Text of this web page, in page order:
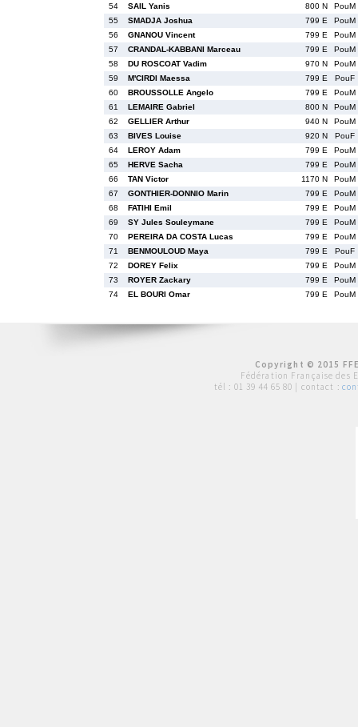
54
SAIL Yanis 800 N
PouM
55
SMADJA Joshua 799 E
PouM
56
GNANOU Vincent 799 E
PouM
57
CRANDAL-KABBANI Marceau 799 E
PouM
58
DU ROSCOAT Vadim 970 N
PouM
59
M'CIRDI Maessa 799 E
PouF
60
BROUSSOLLE Angelo 799 E
PouM
61
LEMAIRE Gabriel 800 N
PouM
62
GELLIER Arthur 940 N
PouM
63
BIVES Louise 920 N
PouF
64
LEROY Adam 799 E
PouM
65
HERVE Sacha 799 E
PouM
66
TAN Victor 1170 N
PouM
67
GONTHIER-DONNIO Marin 799 E
PouM
68
FATIHI Emil 799 E
PouM
69
SY Jules Souleymane 799 E
PouM
70
PEREIRA DA COSTA Lucas 799 E
PouM
71
BENMOULOUD Maya 799 E
PouF
72
DOREY Felix 799 E
PouM
73
ROYER Zackary 799 E
PouM
74
EL BOURI Omar 799 E PouM
Copyright © 2015
Fédération Française des
tél : 01 39 44 65 80 | contact :